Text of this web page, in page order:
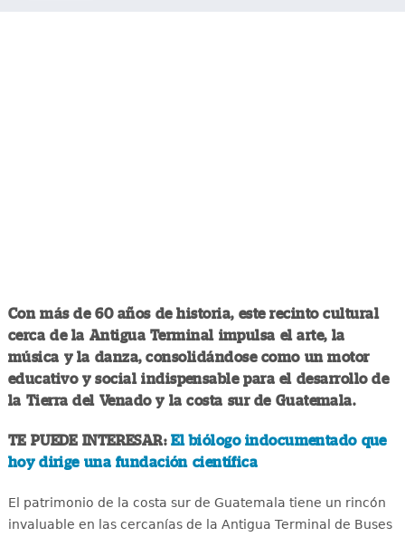
Con más de 60 años de historia, este recinto cultural
cerca de la Antigua Terminal impulsa el arte, la
música y la danza, consolidándose como un motor
educativo y social indispensable para el desarrollo de
la Tierra del Venado y la costa sur de Guatemala.
TE PUEDE INTERESAR:El biólogo indocumentado que
hoy dirige una fundación científica
El patrimonio de la costa sur de Guatemala tiene un rincón
invaluable en las cercanías de la Antigua Terminal de Buses